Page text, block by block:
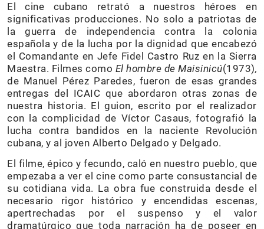
El cine cubano retrató a nuestros héroes en
significativas producciones. No solo a patriotas de
la guerra de independencia contra la colonia
española y de la lucha por la dignidad que encabezó
el Comandante en Jefe Fidel Castro Ruz en la Sierra
Maestra. Filmes como El hombre de Maisinicú(1973),
de Manuel Pérez Paredes, fueron de esas grandes
entregas del ICAIC que abordaron otras zonas de
nuestra historia. El guion, escrito por el realizador
con la complicidad de Víctor Casaus, fotografió la
lucha contra bandidos en la naciente Revolución
cubana, y al joven Alberto Delgado y Delgado.
El filme, épico y fecundo, caló en nuestro pueblo, que
empezaba a ver el cine como parte consustancial de
su cotidiana vida. La obra fue construida desde el
necesario rigor histórico y encendidas escenas,
apertrechadas por el suspenso y el valor
dramatúrgico que toda narración ha de poseer en